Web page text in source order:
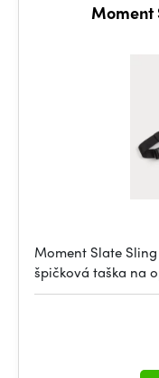
Moment
Moment Slate
špičková taška na